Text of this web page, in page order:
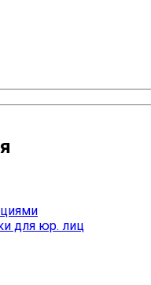
для юр. лиц